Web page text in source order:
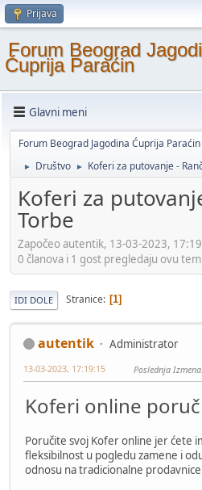
Prijava
Forum Beograd
Ćuprija Paraćin
Glavni meni
Forum Beograd Jagodina Ćuprija Paraćin
► Društvo ► Koferi za putovanje -
Koferi za
Torbe
Započeo autentik, 13-03-2023,
0 članova i 1 gost pregledaju ovu
IDI DOLE Stranice 1
autentik Administrator
13-03-2023, 17:19:15 Poslednja Izmena
Koferi online
Poručite svoj Kofer online jer ćete
fleksibilnost u pogledu zamene i
odnosu na tradicionalne